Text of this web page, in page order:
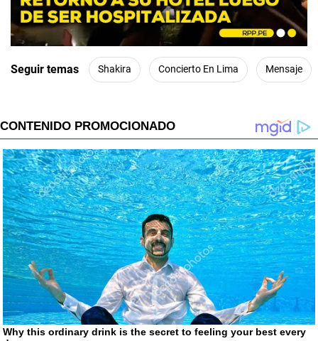
Seguir temas Shakira Concierto En Lima Mensaje